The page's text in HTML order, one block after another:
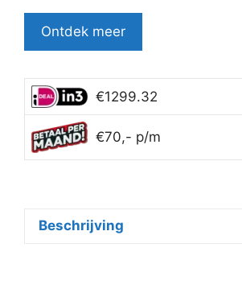
Ontdek meer
€1299.32
€70,- p/m
Beschrijving